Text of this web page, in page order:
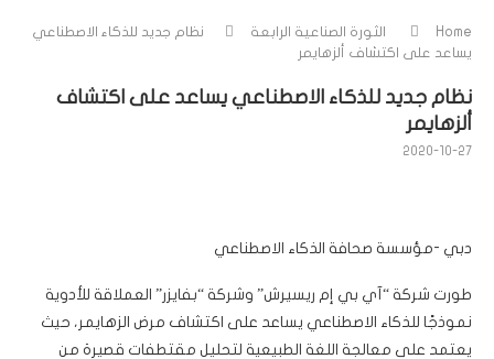
Home الثورة الصناعية الرابعة
نظام جديد للذكاء الاصطناعي
يساعد على اكتشاف ألزهايمر
نظام جديد للذكاء الاصطناعي يساعد على اكتشاف
ألزهايمر
2020-10-27
دبي -مؤسسة صحافة الذكاء الاصطناعي
طورت شركة “آي بي إم ريسيرش” وشركة “بفايزر” العملاقة للأدوية
نموذجًا للذكاء الاصطناعي يساعد على اكتشاف مرض الزهايمر، حيث
يعتمد على معالجة اللغة الطبيعية لتحليل مقتطفات قصيرة من